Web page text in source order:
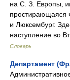
на С. З. Европы,
простирающаяся
и Люксембург.
наступление во
Словарь
Департамент